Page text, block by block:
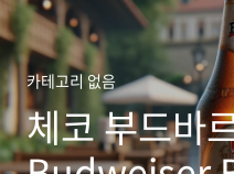
카테고리 없음
체코 부드바